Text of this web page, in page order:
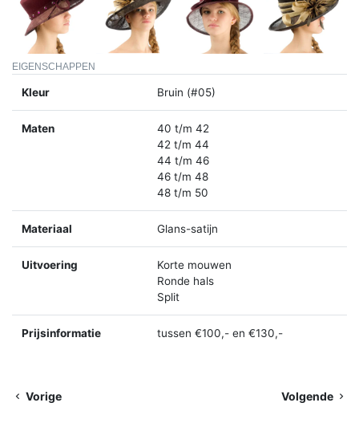
EIGENSCHAPPEN
Kleur Bruin (#05)
Maten
40 t/m 42
42 t/m 44
44 t/m 46
46 t/m 48
48 t/m 50
Materiaal Glans-satijn
Uitvoering
Korte mouwen
Ronde hals
Split
Prijsinformatie tussen €100,- en €130,-
Vorige Volgende